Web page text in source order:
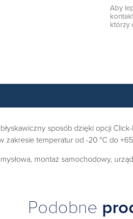
Aby
którzy
sposób dzięki opcji
zakresie temperatur od -20 °C do +65
montaż samochodowy,
Podobne